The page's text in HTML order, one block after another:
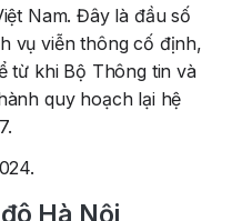
Nam. Đây là đầu số
vụ viễn thông cố định,
từ khi Bộ Thông tin và
quy hoạch lại hệ
Hà Nội